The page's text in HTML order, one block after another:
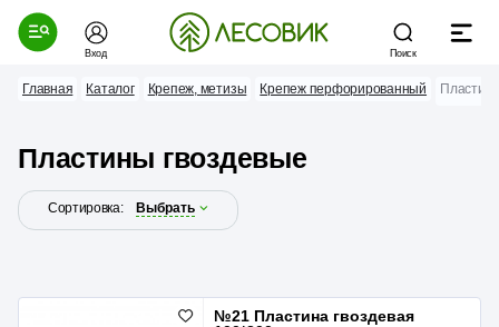
Вход Поиск
Главная Каталог Крепеж, метизы Крепеж перфорированный
Пластины гвоздевые
Сортировка: Выбрать
№21 Пластина гвоздевая